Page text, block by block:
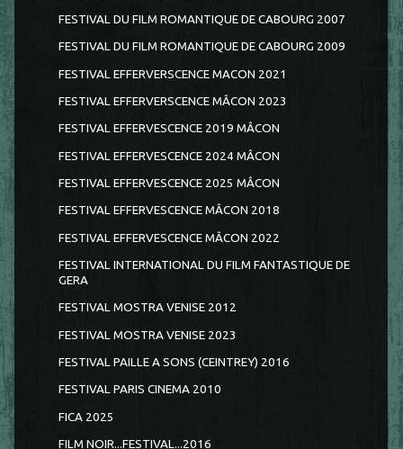
FESTIVAL DU FILM ROMANTIQUE DE CABOURG 2007
FESTIVAL DU FILM ROMANTIQUE DE CABOURG 2009
FESTIVAL EFFERVERSCENCE MACON 2021
FESTIVAL EFFERVERSCENCE MÂCON 2023
FESTIVAL EFFERVESCENCE 2019 MÂCON
FESTIVAL EFFERVESCENCE 2024 MÂCON
FESTIVAL EFFERVESCENCE 2025 MÂCON
FESTIVAL EFFERVESCENCE MÂCON 2018
FESTIVAL EFFERVESCENCE MÂCON 2022
FESTIVAL INTERNATIONAL DU FILM FANTASTIQUE DE
GERA
FESTIVAL MOSTRA VENISE 2012
FESTIVAL MOSTRA VENISE 2023
FESTIVAL PAILLE A SONS (CEINTREY) 2016
FESTIVAL PARIS CINEMA 2010
FICA 2025
FILM NOIR...FESTIVAL...2016